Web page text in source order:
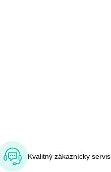
Kvalitný zákaznícky servis